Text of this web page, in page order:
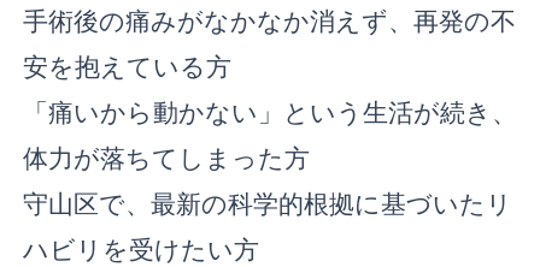
手術後の痛みがなかなか消えず、再発の不
安を抱えている方
「痛いから動かない」という生活が続き、
体力が落ちてしまった方
守山区で、最新の科学的根拠に基づいたリ
ハビリを受けたい方